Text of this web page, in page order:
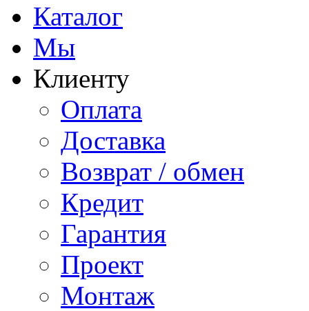
Каталог
Мы
Клиенту
Оплата
Доставка
Возврат / обмен
Кредит
Гарантия
Проект
Монтаж